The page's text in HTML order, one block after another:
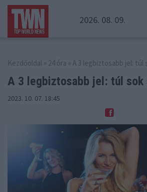
2026. 08. 09.
Kezdőoldal » 24 óra » A 3 legbiztosabb jel:
A 3 legbiztosabb jel: túl sok
2023. 10. 07. 18:45